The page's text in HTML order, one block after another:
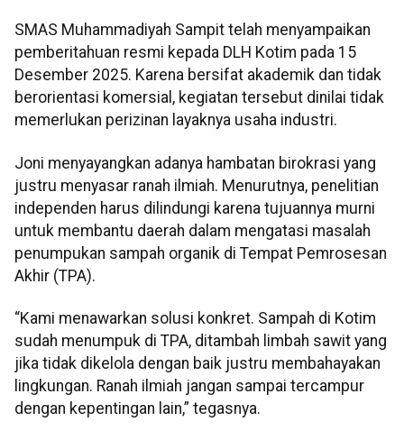
SMAS Muhammadiyah Sampit telah menyampaikan
pemberitahuan resmi kepada DLH Kotim pada 15
Desember 2025. Karena bersifat akademik dan tidak
berorientasi komersial, kegiatan tersebut dinilai tidak
memerlukan perizinan layaknya usaha industri.
Joni menyayangkan adanya hambatan birokrasi yang
justru menyasar ranah ilmiah. Menurutnya, penelitian
independen harus dilindungi karena tujuannya murni
untuk membantu daerah dalam mengatasi masalah
penumpukan sampah organik di Tempat Pemrosesan
Akhir (TPA).
“Kami menawarkan solusi konkret. Sampah di Kotim
sudah menumpuk di TPA, ditambah limbah sawit yang
jika tidak dikelola dengan baik justru membahayakan
lingkungan. Ranah ilmiah jangan sampai tercampur
dengan kepentingan lain,” tegasnya.